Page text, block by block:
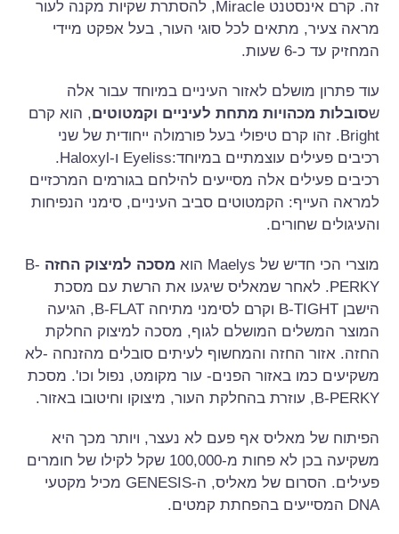
זה. קרם אינסטנט Miracle, להסתרת שקיות מקנה לעור
מראה צעיר, מתאים לכל סוגי העור, בעל אפקט מיידי
המחזיק עד כ-6 שעות.
עוד פתרון מושלם לאזור העיניים במיוחד עבור אלה
שסובלות מכהויות מתחת לעיניים וקמטוטים, הוא קרם
Bright. זהו קרם טיפולי בעל פורמולה ייחודית של שני
רכיבים פעילים עוצמתיים במיוחד:Eyeliss ו-Haloxyl.
רכיבים פעילים אלה מסייעים להילחם בגורמים המרכזיים
למראה העייף: הקמטוטים סביב העיניים, סימני הנפיחות
והעיגולים שחורים.
מוצרי הכי חדיש של Maelys הוא מסכה למיצוק החזה B-
PERKY. לאחר שמאליס שיגעו את הרשת עם מסכת
הישבן B-TIGHT וקרם לסימני מתיחה B-FLAT, הגיעה
המוצר המשלים המושלם לגוף, מסכה למיצוק החלקת
החזה. אזור החזה והמחשוף לעיתים סובלים מהזנחה -לא
משקיעים כמו באזור הפנים- עור מקומט, נפול וכו'. מסכת
B-PERKY, עוזרת בהחלקת העור, מיצוקו וחיטובו באזור.
הפיתוח של מאליס אף פעם לא נעצר, ויותר מכך היא
משקיעה בכן לא פחות מ-100,000 שקל לקילו של חומרים
פעילים. הסרום של מאליס, ה-GENESIS מכיל מקטעי
DNA המסייעים בהפחתת קמטים.